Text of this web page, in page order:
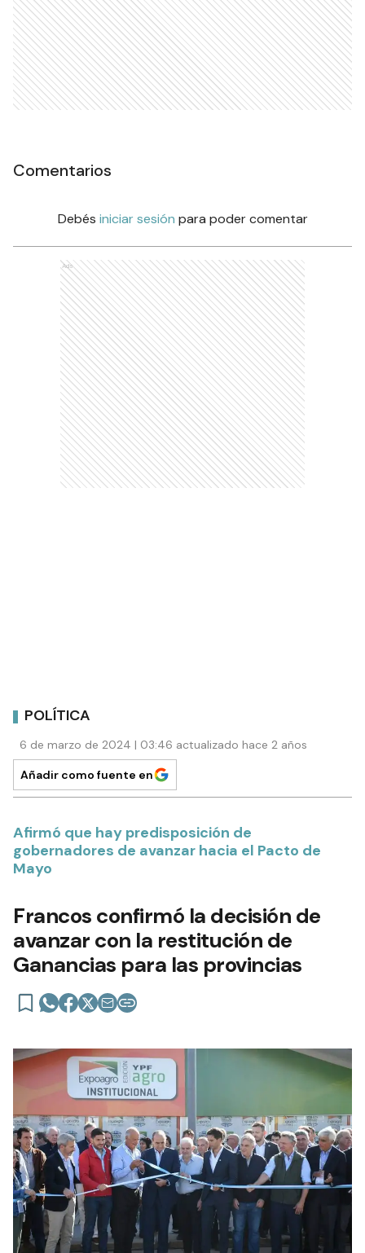
Comentarios
Debés iniciar sesión para poder comentar
Ads
POLÍTICA
6 de marzo de 2024 | 03:46 actualizado hace 2 años
Añadir como fuente en
Afirmó que hay predisposición de
gobernadores de avanzar hacia el Pacto de
Mayo
Francos confirmó la decisión de
avanzar con la restitución de
Ganancias para las provincias